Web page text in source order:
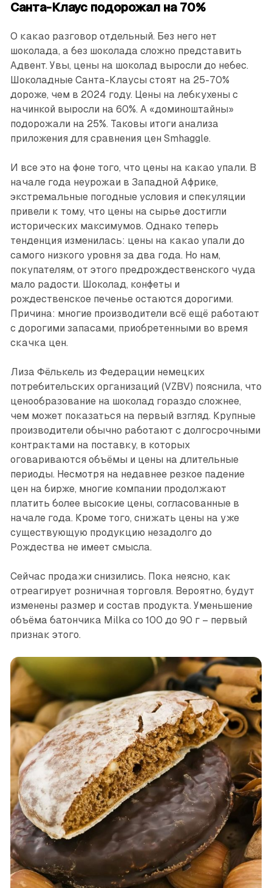
Санта-Клаус подорожал на 70%
О какао разговор отдельный. Без него нет
шоколада, а без шоколада сложно представить
Адвент. Увы, цены на шоколад выросли до небес.
Шоколадные Санта-Клаусы стоят на 25-70%
дороже, чем в 2024 году. Цены на лебкухены с
начинкой выросли на 60%. А «доминоштайны»
подорожали на 25%. Таковы итоги анализа
приложения для сравнения цен Smhaggle.
И все это на фоне того, что цены на какао упали. В
начале года неурожаи в Западной Африке,
экстремальные погодные условия и спекуляции
привели к тому, что цены на сырье достигли
исторических максимумов. Однако теперь
тенденция изменилась: цены на какао упали до
самого низкого уровня за два года. Но нам,
покупателям, от этого предрождественского чуда
мало радости. Шоколад, конфеты и
рождественское печенье остаются дорогими.
Причина: многие производители всё ещё работают
с дорогими запасами, приобретенными во время
скачка цен.
Лиза Фёлькель из Федерации немецких
потребительских организаций (VZBV) пояснила, что
ценообразование на шоколад гораздо сложнее,
чем может показаться на первый взгляд. Крупные
производители обычно работают с долгосрочными
контрактами на поставку, в которых
оговариваются объёмы и цены на длительные
периоды. Несмотря на недавнее резкое падение
цен на бирже, многие компании продолжают
платить более высокие цены, согласованные в
начале года. Кроме того, снижать цены на уже
существующую продукцию незадолго до
Рождества не имеет смысла.
Сейчас продажи снизились. Пока неясно, как
отреагирует розничная торговля. Вероятно, будут
изменены размер и состав продукта. Уменьшение
объёма батончика Milka со 100 до 90 г – первый
признак этого.